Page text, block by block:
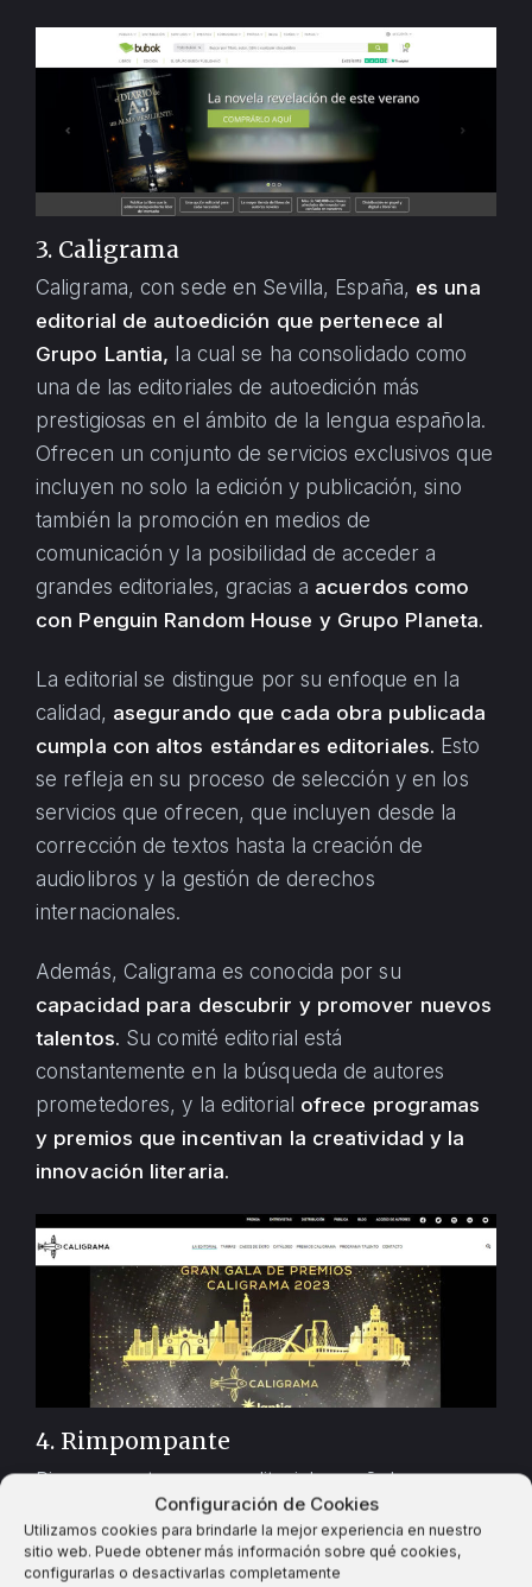
Configuración de Cookies
Utilizamos cookies para brindarle la mejor experiencia en nuestro
sitio web. Puede obtener más información sobre qué cookies,
configurarlas o desactivarlas completamente
3. Caligrama
Caligrama, con sede en Sevilla, España, es una
editorial de autoedición que pertenece al
Grupo Lantia, la cual se ha consolidado como
una de las editoriales de autoedición más
prestigiosas en el ámbito de la lengua española.
Ofrecen un conjunto de servicios exclusivos que
incluyen no solo la edición y publicación, sino
también la promoción en medios de
comunicación y la posibilidad de acceder a
grandes editoriales, gracias a acuerdos como
con Penguin Random House y Grupo Planeta.
La editorial se distingue por su enfoque en la
calidad, asegurando que cada obra publicada
cumpla con altos estándares editoriales. Esto
se refleja en su proceso de selección y en los
servicios que ofrecen, que incluyen desde la
corrección de textos hasta la creación de
audiolibros y la gestión de derechos
internacionales.
Además, Caligrama es conocida por su
capacidad para descubrir y promover nuevos
talentos. Su comité editorial está
constantemente en la búsqueda de autores
prometedores, y la editorial ofrece programas
y premios que incentivan la creatividad y la
innovación literaria.
4. Rimpompante
Rimpompante es una editorial española
especializada en la edición de cuentos y
libros infantiles de alta calidad,cuyo enfoque
está centrado en ofrecer a los más pequeños